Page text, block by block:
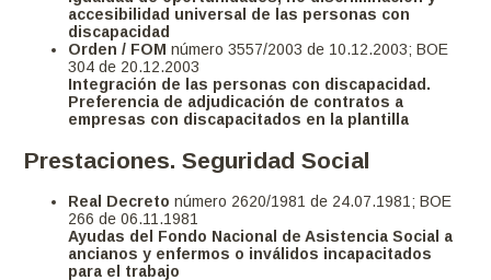
accesibilidad universal de las personas con
discapacidad
Orden / FOM número 3557/2003 de 10.12.2003; BOE
304 de 20.12.2003
Integración de las personas con discapacidad.
Preferencia de adjudicación de contratos a
empresas con discapacitados en la plantilla
Prestaciones. Seguridad Social
Real Decreto número 2620/1981 de 24.07.1981; BOE
266 de 06.11.1981
Ayudas del Fondo Nacional de Asistencia Social a
ancianos y enfermos o inválidos incapacitados
para el trabajo